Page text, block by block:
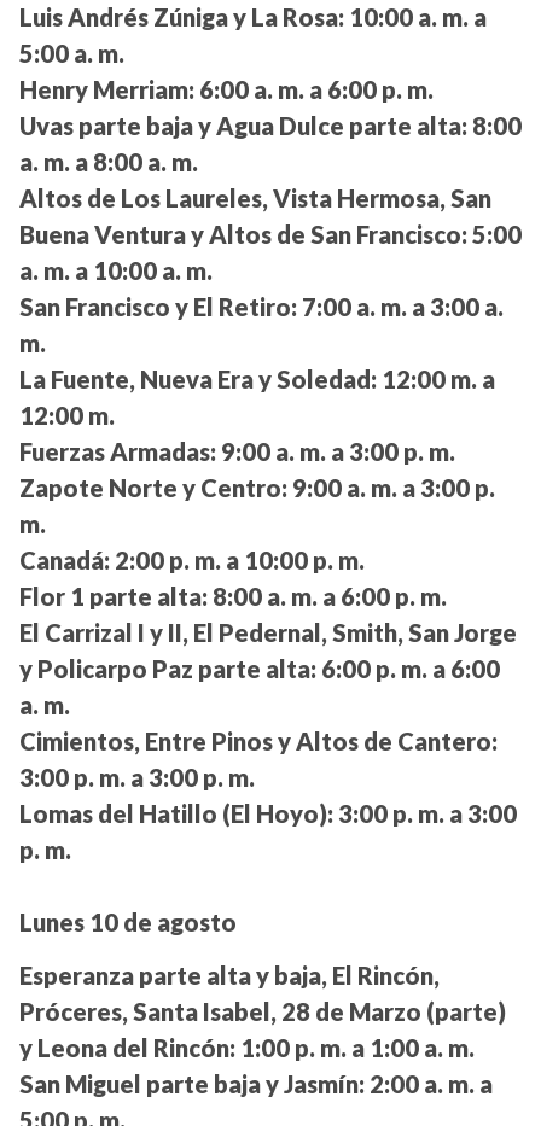
Luis Andrés Zúniga y La Rosa: 10:00 a. m. a
5:00 a. m.
Henry Merriam: 6:00 a. m. a 6:00 p. m.
Uvas parte baja y Agua Dulce parte alta: 8:00
a. m. a 8:00 a. m.
Altos de Los Laureles, Vista Hermosa, San
Buena Ventura y Altos de San Francisco: 5:00
a. m. a 10:00 a. m.
San Francisco y El Retiro: 7:00 a. m. a 3:00 a.
m.
La Fuente, Nueva Era y Soledad: 12:00 m. a
12:00 m.
Fuerzas Armadas: 9:00 a. m. a 3:00 p. m.
Zapote Norte y Centro: 9:00 a. m. a 3:00 p.
m.
Canadá: 2:00 p. m. a 10:00 p. m.
Flor 1 parte alta: 8:00 a. m. a 6:00 p. m.
El Carrizal I y II, El Pedernal, Smith, San Jorge
y Policarpo Paz parte alta: 6:00 p. m. a 6:00
a. m.
Cimientos, Entre Pinos y Altos de Cantero:
3:00 p. m. a 3:00 p. m.
Lomas del Hatillo (El Hoyo): 3:00 p. m. a 3:00
p. m.
Lunes 10 de agosto
Esperanza parte alta y baja, El Rincón,
Próceres, Santa Isabel, 28 de Marzo (parte)
y Leona del Rincón: 1:00 p. m. a 1:00 a. m.
San Miguel parte baja y Jasmín: 2:00 a. m. a
5:00 p. m.